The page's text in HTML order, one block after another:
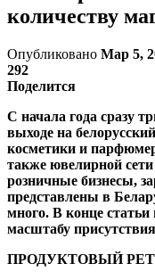
количеству
Опубликовано Мар 5,
292
Поделится
С начала года сразу
выходе на
косметики и
также ювелирной
розничные бизнесы,
представлены в
много. В конце статьи
масштабу
ПРОДУКТОВЫЙ